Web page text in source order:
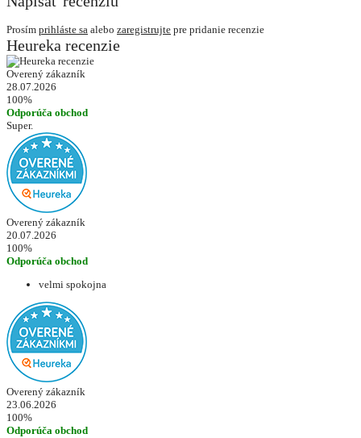
Prosím prihláste sa alebo zaregistrujte pre pridanie recenzie
Heureka recenzie
Overený zákazník
28.07.2026
100%
Odporúča obchod
Super.
Overený zákazník
20.07.2026
100%
Odporúča obchod
velmi spokojna
Overený zákazník
23.06.2026
100%
Odporúča obchod